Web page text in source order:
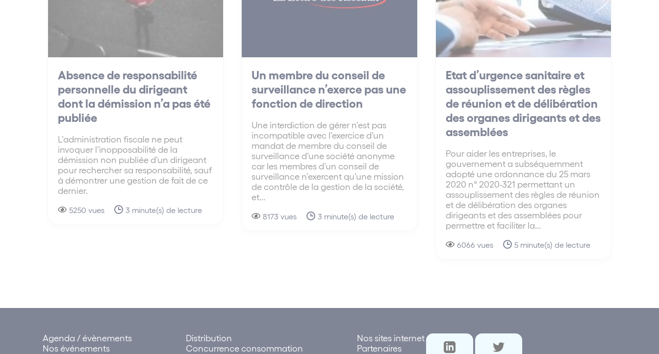
Absence de responsabilité
personnelle du dirigeant
dont la démission n’a pas été
publiée
L’administration fiscale ne peut
invoquer l’inopposabilité de la
démission non publiée d’un dirigeant
pour rechercher sa responsabilité, sauf
à démontrer une gestion de fait de ce
dernier.
5250 vues 3 minute(s) de lecture
Un membre du conseil de
surveillance n’exerce pas une
fonction de direction
Une interdiction de gérer n’est pas
incompatible avec l’exercice d’un
mandat de membre du conseil de
surveillance d’une société anonyme
car les membres d’un conseil de
surveillance n’exercent qu’une mission
de contrôle de la gestion de la société,
et...
8173 vues 3 minute(s) de lecture
Etat d’urgence sanitaire et
assouplissement des règles
de réunion et de délibération
des organes dirigeants et des
assemblées
Pour aider les entreprises, le
gouvernement a subséquemment
adopté une ordonnance du 25 mars
2020 n° 2020-321 permettant un
assouplissement des règles de réunion
et de délibération des organes
dirigeants et des assemblées pour
permettre et faciliter la...
6066 vues 5 minute(s) de lecture
Agenda / évènements
Nos événements
Distribution
Concurrence consommation
Nos sites internet
Partenaires